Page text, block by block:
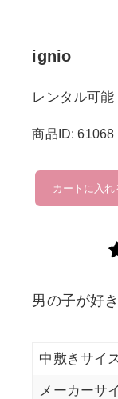
ignio
レンタル可能
商品ID: 61068
ignio
個
カートに入れ
男の子が好
中敷きサイ
メーカーサ